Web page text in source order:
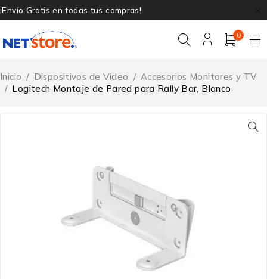
¡Envío Gratis en todas tus compras!
0
Inicio / Dispositivos de Video / Accesorios Monitores y TV
/ Logitech Montaje de Pared para Rally Bar, Blanco